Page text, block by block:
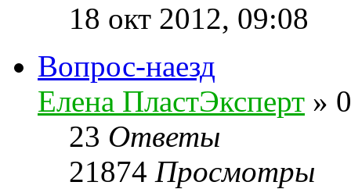
18 окт 2012, 09:08
Вопрос-наезд
Елена ПластЭксперт »
23 Ответы
21874 Просмотры